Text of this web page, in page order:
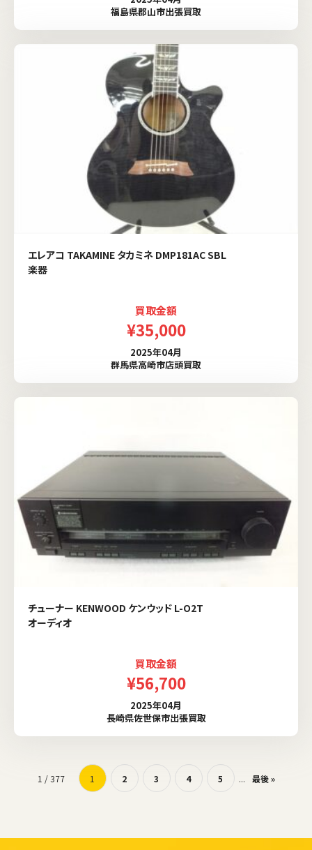
福島県郡山市出張買取
エレアコ TAKAMINE タカミネ DMP181AC SBL
楽器
買取金額
¥35,000
2025年04月
群馬県高崎市店頭買取
チューナー KENWOOD ケンウッド L-O2T
オーディオ
買取金額
¥56,700
2025年04月
長崎県佐世保市出張買取
1 / 377 1 2 3 4 5 ... 最後 »